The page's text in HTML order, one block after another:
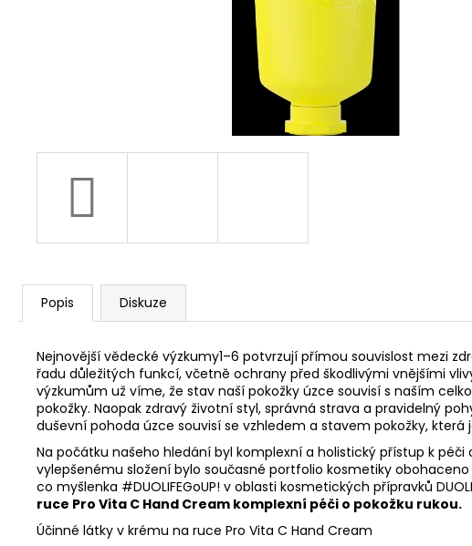
Popis Diskuze
Nejnovější vědecké výzkumy1–6 potvrzují přímou souvislost mezi
řadu důležitých funkcí, včetně ochrany před škodlivými vnějšími
výzkumům už víme, že stav naší pokožky úzce souvisí s naším
pokožky. Naopak zdravý životní styl, správná strava a pravidelný
duševní pohoda úzce souvisí se vzhledem a stavem pokožky,
Na počátku našeho hledání byl komplexní a holistický přístup k péči
vylepšenému složení bylo současné portfolio kosmetiky
co myšlenka #DUOLIFEGoUP! v oblasti kosmetických přípravků
ruce Pro Vita C Hand Cream komplexní péči o pokožku rukou.
Účinné látky v krému na ruce Pro Vita C Hand Cream
COLLAGEN BODY BUTTER TĚLOVÉ